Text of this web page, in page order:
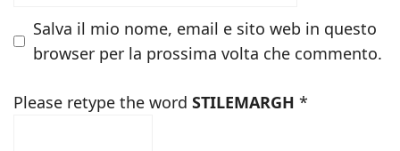
Salva il mio nome, email e sito web in questo
browser per la prossima volta che commento.
Please retype the word STILEMARGH *